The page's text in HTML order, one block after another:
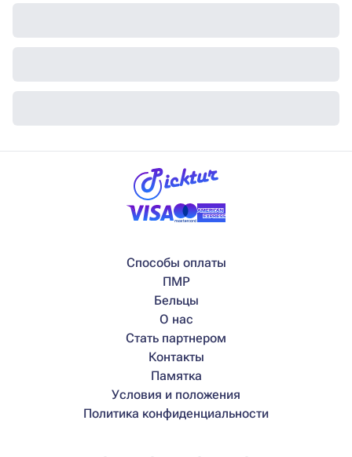
Способы оплаты
ПМР
Бельцы
О нас
Стать партнером
Контакты
Памятка
Условия и положения
Политика конфиденциальности